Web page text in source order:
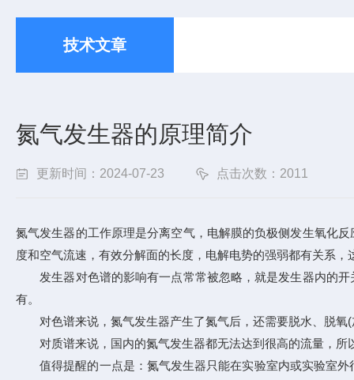
技术文章
氮气发生器的原理简介
更新时间：2024-07-23 点击次数：2011
氮气发生器的工作原理是分离空气，电解膜的负极侧发生氧化
度和空气流速，有效分解面的长度，电解电势的强弱都有关系
发生器对色谱的影响有一点常常被忽略，就是发生器内的开
有。
对色谱来说，氮气发生器产生了氮气后，还需要脱水、脱氧(
对质谱来说，国内的氮气发生器都无法达到很高的流量，所
值得提醒的一点是：氮气发生器只能在实验室内或实验室外